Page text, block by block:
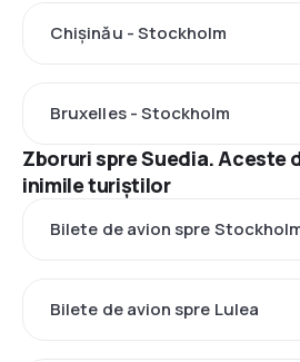
Chișinău - Stockholm
Bruxelles - Stockholm
Zboruri spre Suedia. Aceste
inimile turiștilor
Bilete de avion spre
Bilete de avion spre Lulea